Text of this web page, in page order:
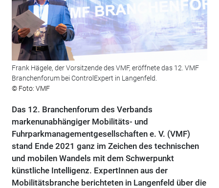
Frank Hägele, der Vorsitzende des VMF, eröffnete das 12. VMF
Branchenforum bei ControlExpert in Langenfeld.
© Foto: VMF
Das 12. Branchenforum des Verbands
markenunabhängiger Mobilitäts- und
Fuhrparkmanagementgesellschaften e. V. (VMF)
stand Ende 2021 ganz im Zeichen des technischen
und mobilen Wandels mit dem Schwerpunkt
künstliche Intelligenz. ExpertInnen aus der
Mobilitätsbranche berichteten in Langenfeld über die